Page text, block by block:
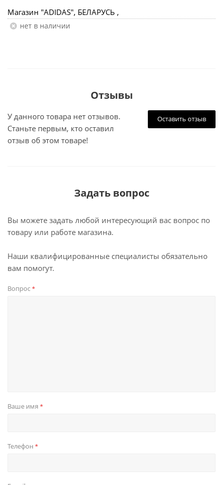
Магазин "ADIDAS", БЕЛАРУСЬ ,
Нет в наличии
Отзывы
Оставить отзыв
У данного товара нет отзывов.
Станьте первым, кто оставил
отзыв об этом товаре!
Задать вопрос
Вы можете задать любой интересующий вас вопрос по
товару или работе магазина.
Наши квалифицированные специалисты обязательно
вам помогут.
Вопрос*
Ваше имя *
Телефон *